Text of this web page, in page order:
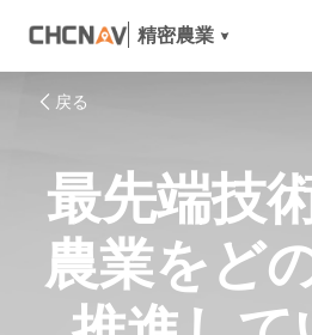
精密農業
戻る
最先端技
農業をど